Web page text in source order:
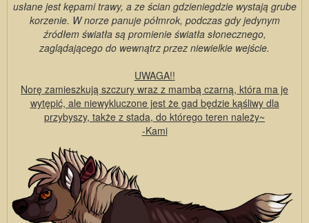
usłane jest kępami trawy, a ze ścian gdzieniegdzie wystają grube
korzenie. W norze panuje półmrok, podczas gdy jedynym
źródłem światła są promienie światła słonecznego,
zaglądającego do wewnątrz przez niewielkie wejście.
UWAGA!!
Norę zamieszkują szczury wraz z mambą czarną, która ma je
wytępić, ale niewykluczone jest że gad będzie kąśliwy dla
przybyszy, także z stada, do którego teren należy~
-Kami